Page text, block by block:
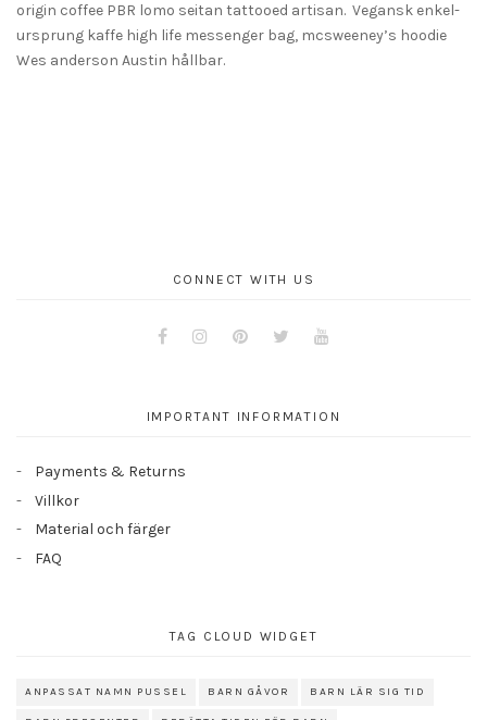
origin coffee PBR lomo seitan tattooed artisan. Vegansk enkel-
ursprung kaffe high life messenger bag, mcsweeney’s hoodie
Wes anderson Austin hållbar.
CONNECT WITH US
FacebookInstagramPinterestTwitter
IMPORTANT INFORMATION
Payments & Returns
Villkor
Material och färger
FAQ
TAG CLOUD WIDGET
ANPASSAT NAMN PUSSEL BARN GÅVOR BARN LÄR SIG TID